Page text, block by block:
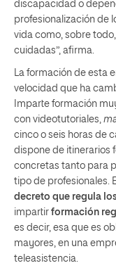
discapacidad o
profesionalización de
vida como, sobre
cuidadas”, afirma.
La formación de esta
velocidad que ha
Imparte formación
con videotutoriales,
cinco o seis horas de
dispone de itinerarios
concretas tanto para
tipo de profesionales.
decreto que regula
impartir formación
es decir, esa que es
mayores, en una
teleasistencia.